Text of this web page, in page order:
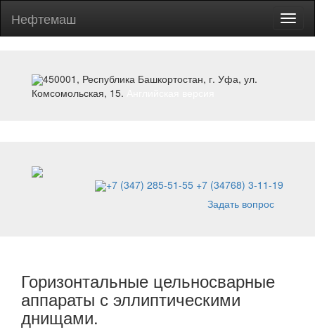
Нефтемаш
450001, Республика Башкортостан, г. Уфа, ул.
Комсомольская, 15.
+7 (347) 285-51-55 +7 (34768) 3-11-19
Задать вопрос
Горизонтальные цельносварные
аппараты с эллиптическими
днищами.